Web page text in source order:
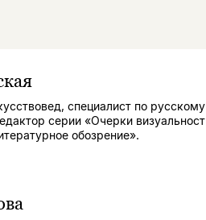
специалист по русскому
серии «Очерки
обозрение».